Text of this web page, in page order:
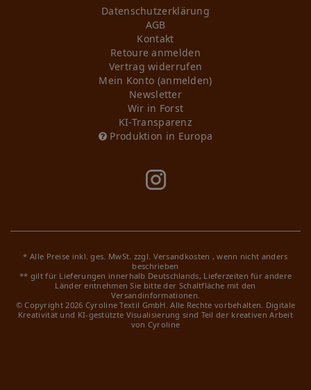
Daten­schutz­erklärung
AGB
Kontakt
Retoure anmelden
Vertrag widerrufen
Mein Konto (anmelden)
Newsletter
Wir in Forst
KI-Transparenz
Produktion in Europa
* Alle Preise inkl. ges. MwSt. zzgl. Versandkosten , wenn nicht anders
beschrieben
** gilt für Lieferungen innerhalb Deutschlands, Lieferzeiten für andere
Länder entnehmen Sie bitte der Schaltfläche mit den
Versandinformationen.
© Copyright 2026 Cyroline Textil GmbH. Alle Rechte vorbehalten. Digitale
Kreativität und KI-gestützte Visualisierung sind Teil der kreativen Arbeit
von Cyroline